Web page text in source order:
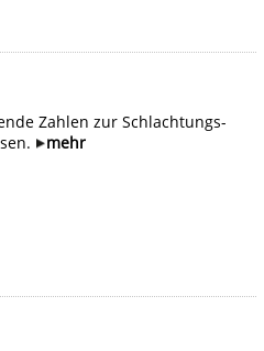
Zahlen zur Schlachtungs-
mehr